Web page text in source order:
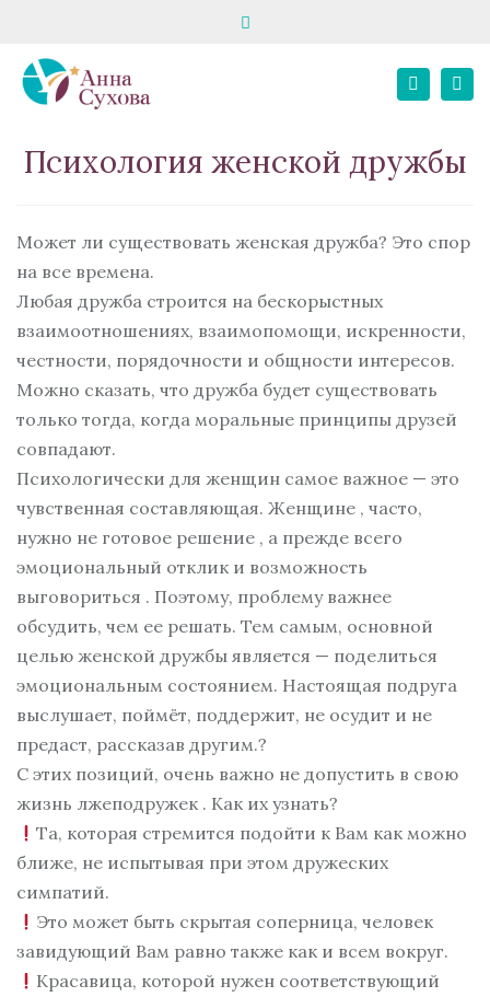
запись на консультацию
+7 916 195 82 80
школа «Твой психолог»
+7 967 068 02 21
Психология женской дружбы
Может ли существовать женская дружба? Это спор
на все времена.
Любая дружба строится на бескорыстных
взаимоотношениях, взаимопомощи, искренности,
честности, порядочности и общности интересов.
Можно сказать, что дружба будет существовать
только тогда, когда моральные принципы друзей
совпадают.
Психологически для женщин самое важное — это
чувственная составляющая. Женщине , часто,
нужно не готовое решение , а прежде всего
эмоциональный отклик и возможность
выговориться . Поэтому, проблему важнее
обсудить, чем ее решать. Тем самым, основной
целью женской дружбы является — поделиться
эмоциональным состоянием. Настоящая подруга
выслушает, поймёт, поддержит, не осудит и не
предаст, рассказав другим.?
С этих позиций, очень важно не допустить в свою
жизнь лжеподружек . Как их узнать?
Та, которая стремится подойти к Вам как можно
ближе, не испытывая при этом дружеских
симпатий.
Это может быть скрытая соперница, человек
завидующий Вам равно также как и всем вокруг.
Красавица, которой нужен соответствующий